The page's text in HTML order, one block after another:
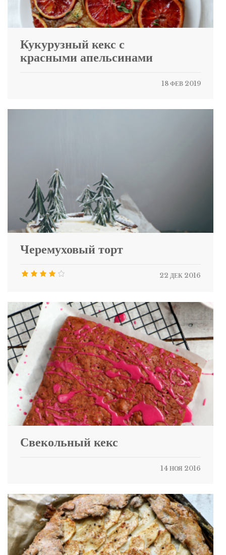
Кукурузный кекс с
красными апельсинами
18 ФЕВ 2019
Черемуховый торт
22 ДЕК 2016
Свекольный кекс
14 НОЯ 2016